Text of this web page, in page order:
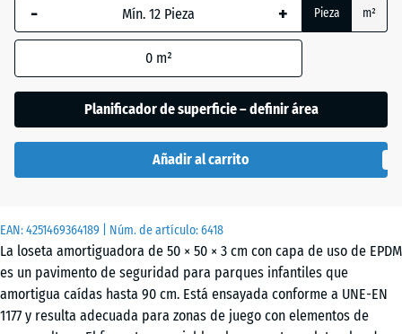
EAN:4251469364189 | Núm. de artículo:6418
La loseta amortiguadora de 50 × 50 × 3 cm con capa de uso de EPDM
es un pavimento de seguridad para parques infantiles que
amortigua caídas hasta 90 cm. Está ensayada conforme a UNE-EN
1177 y resulta adecuada para zonas de juego con elementos de
inglés
Etna
gris
Granito
gris
- 2,00 €
- + Pieza m²
0 m²
Planificador de superficie – definir área
Añadir al carrito